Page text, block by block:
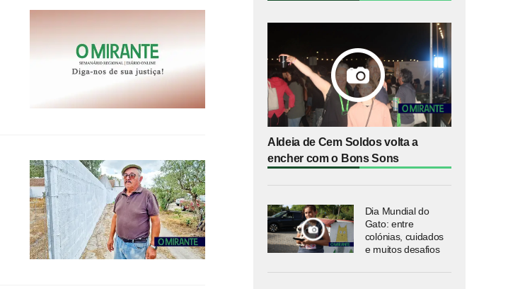
Aldeia de Cem Soldos volta a
encher com o Bons Sons
Dia Mundial do
Gato: entre
colónias, cuidados
e muitos desafios